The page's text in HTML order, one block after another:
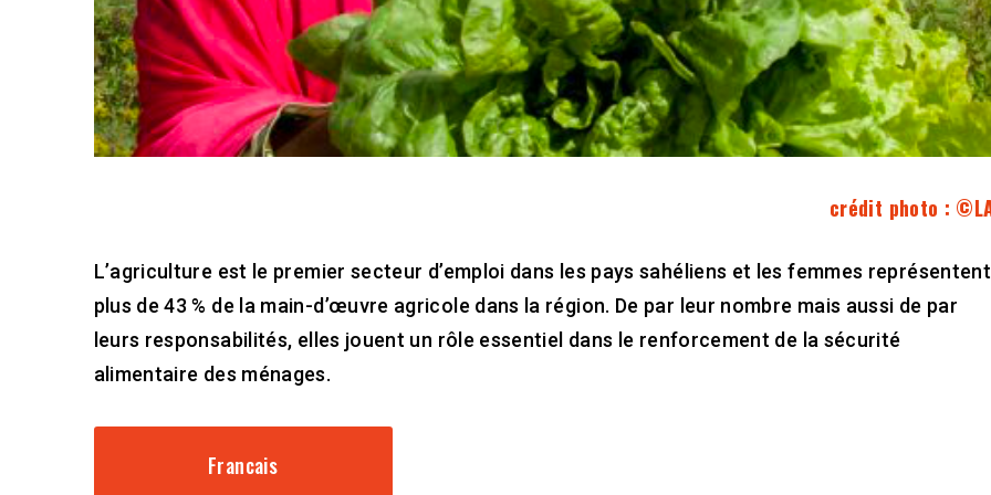
crédit photo :
L’agriculture est le premier secteur d’emploi dans les pays sahéliens et les femmes représentent
plus de 43 % de la main-d’œuvre agricole dans la région. De par leur nombre mais aussi de par
leurs responsabilités, elles jouent un rôle essentiel dans le renforcement de la sécurité
alimentaire des ménages.
Francais